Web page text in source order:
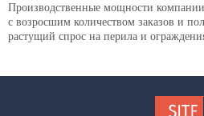
Производственные мощности компании
с возросшим количеством заказов и
растущий спрос на перила и